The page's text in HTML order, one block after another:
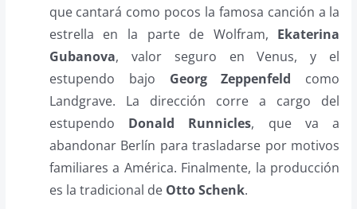
que cantará como pocos la famosa canción a la
estrella en la parte de Wolfram, Ekaterina
Gubanova, valor seguro en Venus, y el
estupendo bajo Georg Zeppenfeld como
Landgrave. La dirección corre a cargo del
estupendo Donald Runnicles, que va a
abandonar Berlín para trasladarse por motivos
familiares a América. Finalmente, la producción
es la tradicional de Otto Schenk.